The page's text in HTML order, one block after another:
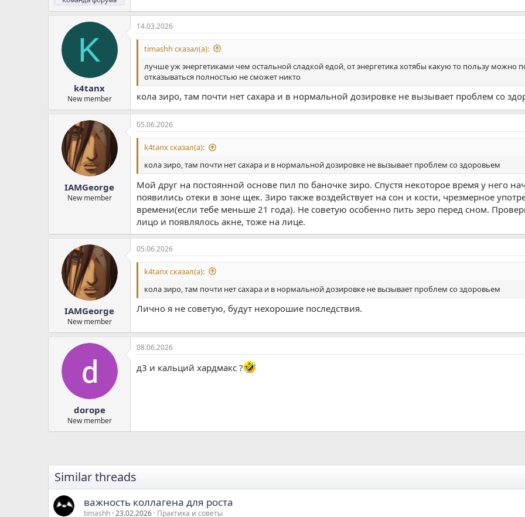
K
k4tanx
New member
14.03.2026
timashh сказал(а):
лучше уж энергетиками чем остальной сладкой едой, от энергетика хотябы какую то пользу можно
отказываться полностью не сможет никто
кола зиро, там почти нет сахара и в нормальной дозировке не вызывает проблем со
IAMGeorge
New member
05.06.2026
k4tanx сказал(а):
кола зиро, там почти нет сахара и в нормальной дозировке не вызывает проблем со здоровьем
Мой друг на постоянной основе пил по баночке зиро. Спустя некоторое время у него
появились отеки в зоне щек. Зиро также воздействует на сон и кости, чрезмерное
времени(если тебе меньше 21 года). Не советую особенно пить зеро перед сном.
лицо и появлялось акне, тоже на лице.
IAMGeorge
New member
05.06.2026
k4tanx сказал(а):
кола зиро, там почти нет сахара и в нормальной дозировке не вызывает проблем со здоровьем
Лично я не советую, будут нехорошие последствия.
dorope
New member
08.06.2026
д3 и кальций хардмакс ?
Similar threads
важность коллагена для роста
timashh 23.02.2026 Практика и советы